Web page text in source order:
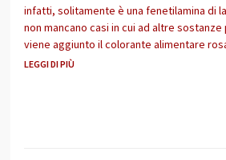
infatti, solitamente è una fenetilamina di
non mancano casi in cui ad altre
viene aggiunto il colorante alimentare
LEGGI DI PIÙ